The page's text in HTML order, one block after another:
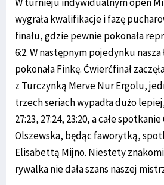
wygrała kwalifikacje i fazę
finału, gdzie pewnie pokonała
6:2. W następnym pojedynku
pokonała Finkę. Ćwierćfinał
z Turczynką Merve Nur Ergolu,
trzech seriach wypadła dużo
27:23, 27:24, 23:20, a całe
Olszewska, będąc faworytką,
Elisabettą Mijno. Niestety
rywalka nie dała szans naszej